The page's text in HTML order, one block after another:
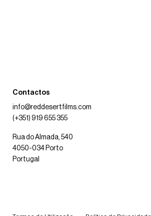
Contactos
info@reddesertfilms.com
(+351) 919 655 355
Rua do Almada, 540
4050-034 Porto
Portugal